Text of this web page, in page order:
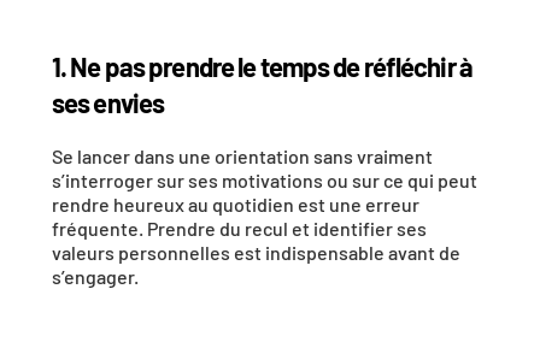
1. Ne pas prendre le temps de réfléchir à
ses envies
Se lancer dans une orientation sans vraiment
s’interroger sur ses motivations ou sur ce qui peut
rendre heureux au quotidien est une erreur
fréquente. Prendre du recul et identifier ses
valeurs personnelles est indispensable avant de
s’engager.